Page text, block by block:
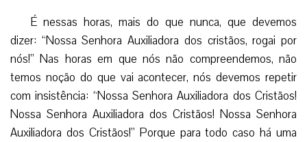
É nessas horas, mais do que nunca, que devemos
dizer: “Nossa Senhora Auxiliadora dos cristãos, rogai por
nós!” Nas horas em que nós não compreendemos, não
temos noção do que vai acontecer, nós devemos repetir
com insistência: “Nossa Senhora Auxiliadora dos Cristãos!
Nossa Senhora Auxiliadora dos Cristãos! Nossa Senhora
Auxiliadora dos Cristãos!” Porque para todo caso há uma